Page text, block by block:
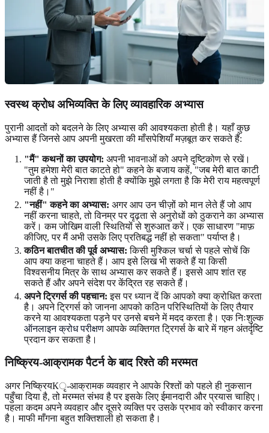
स्वस्थ क्रोध अभिव्यक्ति के लिए व्यावहारिक अभ्यास
पुरानी आदतों को बदलने के लिए अभ्यास की आवश्यकता होती है। यहाँ कुछ
अभ्यास हैं जिनसे आप अपनी मुखरता की माँसपेशियाँ मज़बूत कर सकते हैं:
"मैं" कथनों का उपयोग: अपनी भावनाओं को अपने दृष्टिकोण से रखें।
"तुम हमेशा मेरी बात काटते हो" कहने के बजाय कहें, "जब मेरी बात काटी
जाती है तो मुझे निराशा होती है क्योंकि मुझे लगता है कि मेरी राय महत्वपूर्ण
नहीं है।"
"नहीं" कहने का अभ्यास: अगर आप उन चीज़ों को मान लेते हैं जो आप
नहीं करना चाहते, तो विनम्र पर दृढ़ता से अनुरोधों को ठुकराने का अभ्यास
करें। कम जोखिम वाली स्थितियों से शुरुआत करें। एक साधारण "माफ़
कीजिए, पर मैं अभी उसके लिए प्रतिबद्ध नहीं हो सकता" पर्याप्त है।
कठिन बातचीत की पूर्व अभ्यास: किसी मुश्किल चर्चा से पहले सोचें कि
आप क्या कहना चाहते हैं। आप इसे लिख भी सकते हैं या किसी
विश्वसनीय मित्र के साथ अभ्यास कर सकते हैं। इससे आप शांत रह
सकते हैं और अपने संदेश पर केंद्रित रह सकते हैं।
अपने ट्रिगर्स की पहचान: इस पर ध्यान दें कि आपको क्या क्रोधित करता
है। अपने ट्रिगर्स को जानना आपको कठिन परिस्थितियों के लिए तैयार
करने या आवश्यकता पड़ने पर उनसे बचने में मदद करता है। एक निःशुल्क
ऑनलाइन क्रोध परीक्षण आपके व्यक्तिगत ट्रिगर्स के बारे में गहन अंतर्दृष्टि
प्रदान कर सकता है।
निष्क्रिय-आक्रामक पैटर्न के बाद रिश्ते की मरम्मत
अगर निष्क्रियКृ-आक्रामक व्यवहार ने आपके रिश्तों को पहले ही नुकसान
पहुँचा दिया है, तो मरम्मत संभव है पर इसके लिए ईमानदारी और प्रयास चाहिए।
पहला कदम अपने व्यवहार और दूसरे व्यक्ति पर उसके प्रभाव को स्वीकार करना
है। माफी माँगना बहुत शक्तिशाली हो सकता है।